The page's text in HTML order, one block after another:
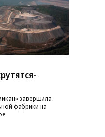
завершила
фабрики на